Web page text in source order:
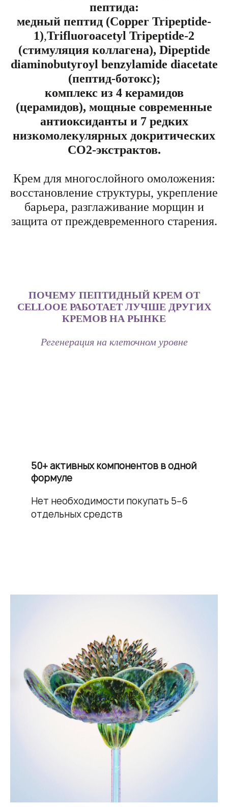
пептида:
медный пептид (Copper Tripeptide-
1),Trifluoroacetyl Tripeptide-2
(стимуляция коллагена), Dipeptide
diaminobutyroyl benzylamide diacetate
(пептид-ботокс);
комплекс из 4 керамидов
(церамидов), мощные современные
антиоксиданты и 7 редких
низкомолекулярных докритических
CO2-экстрактов.
Крем для многослойного омоложения:
восстановление структуры, укрепление
барьера, разглаживание морщин и
защита от преждевременного старения.
ПОЧЕМУ ПЕПТИДНЫЙ КРЕМ ОТ
CELLOOE РАБОТАЕТ ЛУЧШЕ ДРУГИХ
КРЕМОВ НА РЫНКЕ
Регенерация на клеточном уровне
50+ активных компонентов в одной
формуле
Нет необходимости покупать 5–6
отдельных средств